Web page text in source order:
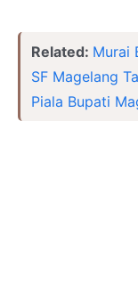
Related: Murai
SF Magelang
Piala Bupati